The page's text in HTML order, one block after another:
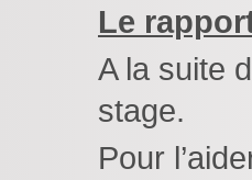
Le
A la suite
stage.
Pour